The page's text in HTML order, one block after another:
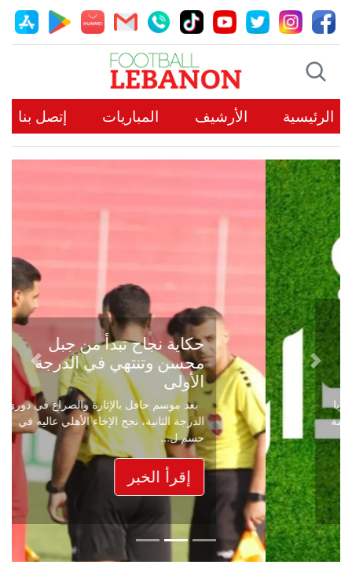
الرئيسية الأرشيف المباريات إتصل بنا
حكاية نجاح تبدأ من جبل
محسن وتنتهي في الدرجة
الأولى
بعد موسم حافل بالإثارة والصراع في دوري
الدرجة الثانية، نجح الإخاء الأهلي عاليه في
حسم ل...
إقرأ الخبر
Previous
Next